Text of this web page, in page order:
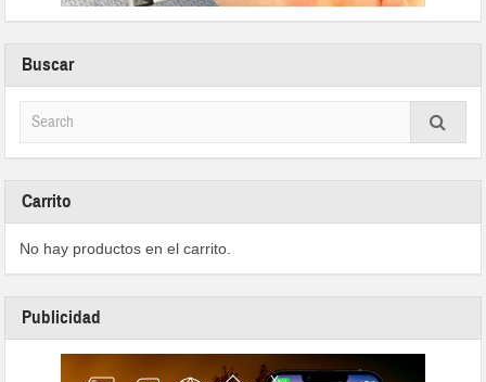
Buscar
Carrito
No hay productos en el carrito.
Publicidad